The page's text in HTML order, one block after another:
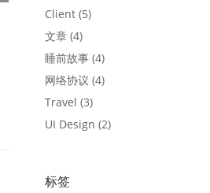
Client(5)
文章(4)
睡前故事(4)
网络协议 (4)
Travel (3)
UI Design (2)
标签